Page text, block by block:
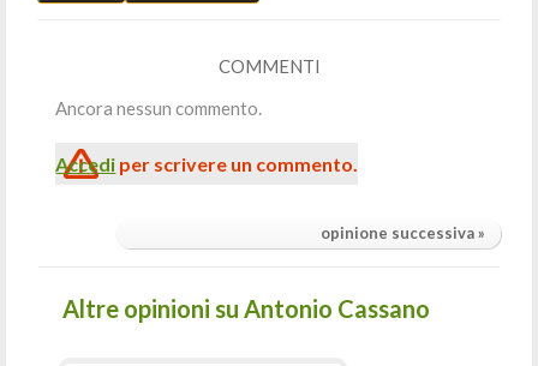
COMMENTI
Ancora nessun commento.
Accedi per scrivere un commento.
opinione successiva »
Altre opinioni su Antonio Cassano